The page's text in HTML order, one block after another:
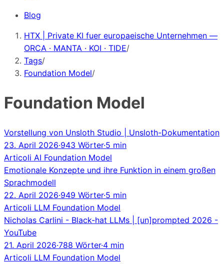
Blog
HTX | Private KI fuer europaeische Unternehmen —
ORCA · MANTA · KOI · TIDE/
Tags/
Foundation Model/
Foundation Model
Vorstellung von Unsloth Studio | Unsloth-Dokumentation
23. April 2026·943 Wörter·5 min
Articoli AI Foundation Model
Emotionale Konzepte und ihre Funktion in einem großen
Sprachmodell
22. April 2026·949 Wörter·5 min
Articoli LLM Foundation Model
Nicholas Carlini - Black-hat LLMs | [un]prompted 2026 -
YouTube
21. April 2026·788 Wörter·4 min
Articoli LLM Foundation Model